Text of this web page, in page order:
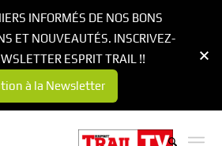
INFORMÉS DE NOS BONS
ET NOUVEAUTÉS. INSCRIVEZ-
ESPRIT TRAIL !!
à la Newsletter